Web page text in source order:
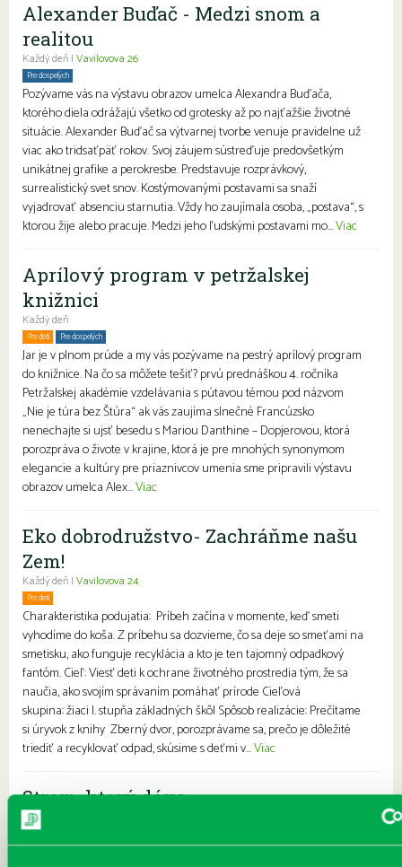
Alexander Buďač - Medzi snom a
realitou
Každý deň | Vavilovova 26
Pre dospelých
Pozývame vás na výstavu obrazov umelca Alexandra Buďača,
ktorého diela odrážajú všetko od grotesky až po najťažšie životné
situácie. Alexander Buďač sa výtvarnej tvorbe venuje pravidelne už
viac ako tridsaťpäť rokov. Svoj záujem sústreďuje predovšetkým
unikátnej grafike a perokresbe. Predstavuje rozprávkový,
surrealistický svet snov. Kostýmovanými postavami sa snaží
vyjadrovať absenciu starnutia. Vždy ho zaujímala osoba, „postava“, s
ktorou žije alebo pracuje. Medzi jeho ľudskými postavami mo...Viac
Aprílový program v petržalskej
knižnici
Každý deň
Pre deti Pre dospelých
Jar je v plnom prúde a my vás pozývame na pestrý aprílový program
do knižnice. Na čo sa môžete tešiť? prvú prednáškou 4. ročníka
Petržalskej akadémie vzdelávania s pútavou témou pod názvom
„Nie je túra bez Štúra“ ak vás zaujíma slnečné Francúzsko
nenechajte si ujsť besedu s Mariou Danthine – Dopjerovou, ktorá
porozpráva o živote v krajine, ktorá je pre mnohých synonymom
elegancie a kultúry pre priaznivcov umenia sme pripravili výstavu
obrazov umelca Alex...Viac
Eko dobrodružstvo- Zachráňme našu
Zem!
Každý deň | Vavilovova 24
Pre deti
Charakteristika podujatia: Príbeh začína v momente, keď smeti
vyhodíme do koša. Z príbehu sa dozvieme, čo sa deje so smeťami na
smetisku, ako funguje recyklácia a kto je ten tajomný odpadkový
fantóm. Cieľ: Viesť deti k ochrane životného prostredia tým, že sa
naučia, ako svojím správaním pomáhať prírode Cieľová
skupina: žiaci I. stupňa základných škôl Spôsob realizácie: Prečítame
si úryvok z knihy Zberný dvor, porozprávame sa, prečo je dôležité
triediť a recyklovať odpad, skúsime s deťmi v...Viac
Strom, ktorý dáva
Každý deň |
Pre deti
Charakteristika podujatia: Podujatie pre deti základnej školy, ktoré je